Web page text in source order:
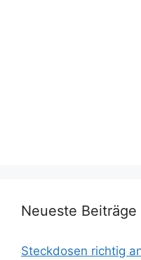
Neueste Beiträge
Steckdosen richtig